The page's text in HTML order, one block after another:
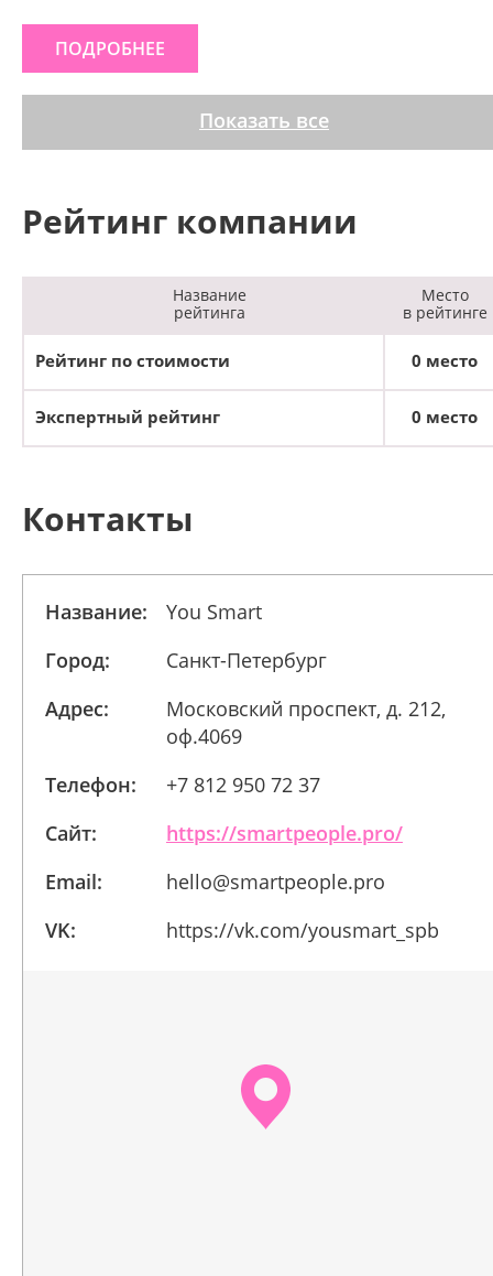
ПОДРОБНЕЕ
Показать все
Рейтинг компании
Название
рейтинга
Место
в рейтинге
Рейтинг по стоимости 0 место
Экспертный рейтинг 0 место
Контакты
Название:
You Smart
Город:
Санкт-Петербург
Адрес:
Московский проспект, д. 212,
оф.4069
Телефон:
+7 812 950 72 37
Сайт:
https://smartpeople.pro/
Email:
hello@smartpeople.pro
VK:
https://vk.com/yousmart_spb